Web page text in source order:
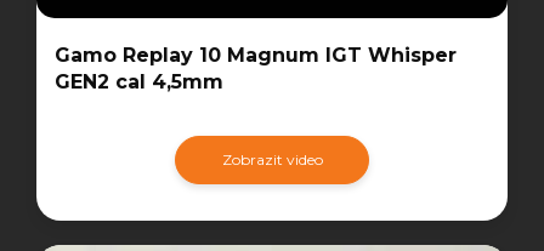
Gamo Replay 10 Magnum IGT Whisper
GEN2 cal 4,5mm
Zobrazit video